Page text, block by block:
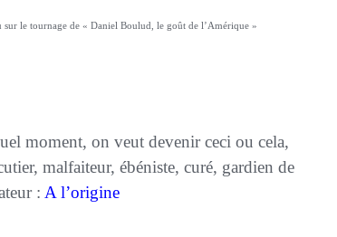
sur le tournage de « Daniel Boulud, le goût de l’Amérique »
moment, on veut devenir ceci ou cela,
malfaiteur, ébéniste, curé, gardien de
: A l’origine